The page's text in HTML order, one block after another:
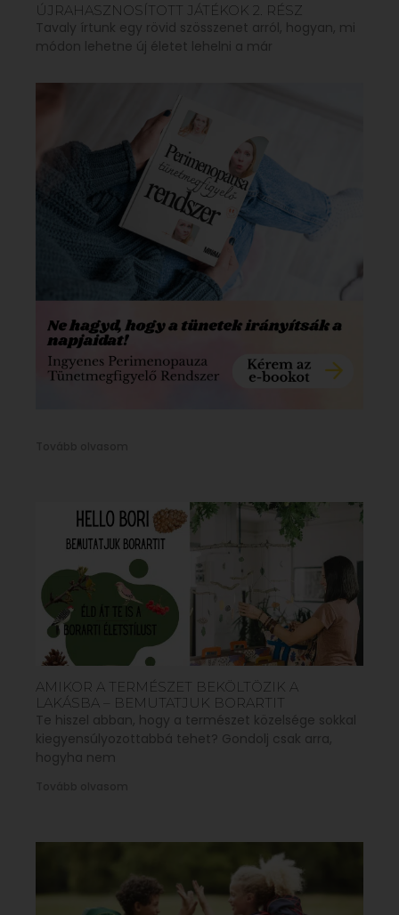
ÚJRAHASZNOSÍTOTT JÁTÉKOK 2. RÉSZ
Tavaly írtunk egy rövid szösszenet arról, hogyan, mi
módon lehetne új életet lehelni a már
AMIKOR A TERMÉSZET BEKÖLTÖZIK A
LAKÁSBA – BEMUTATJUK BORARTIT
Te hiszel abban, hogy a természet közelsége sokkal
kiegyensúlyozottabbá tehet? Gondolj csak arra,
hogyha nem